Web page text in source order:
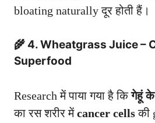
bloating naturally दूर होती हैं।
🌾 4. Wheatgrass Juice –
Superfood
Research में पाया गया है किगेहूं के
का रस शरीर मेंcancer cellsकी